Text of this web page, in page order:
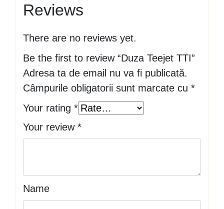
Reviews
There are no reviews yet.
Be the first to review “Duza Teejet TTI”
Adresa ta de email nu va fi publicată.
Câmpurile obligatorii sunt marcate cu *
Your rating *
Your review *
Name